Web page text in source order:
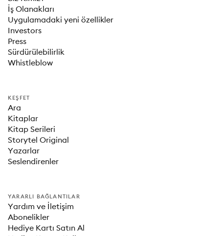
İş Olanakları
Uygulamadaki yeni özellikler
Investors
Press
Sürdürülebilirlik
Whistleblow
KEŞFET
Ara
Kitaplar
Kitap Serileri
Storytel Original
Yazarlar
Seslendirenler
YARARLI BAĞLANTILAR
Yardım ve İletişim
Abonelikler
Hediye Kartı Satın Al